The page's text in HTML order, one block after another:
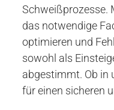
Schweißprozesse.
das notwendige
optimieren und
sowohl als
abgestimmt. Ob in
für einen sicheren